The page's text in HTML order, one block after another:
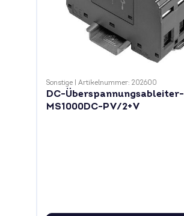
Sonstige Artikelnummer: 202600
DC-Überspannungsableiter-
MS1000DC-PV/2+V